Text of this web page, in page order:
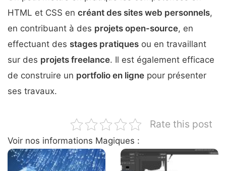
HTML et CSS en créant des sites web personnels,
en contribuant à des projets open-source, en
effectuant des stages pratiques ou en travaillant
sur des projets freelance. Il est également efficace
de construire un portfolio en ligne pour présenter
ses travaux.
Rate this post
Voir nos informations Magiques :